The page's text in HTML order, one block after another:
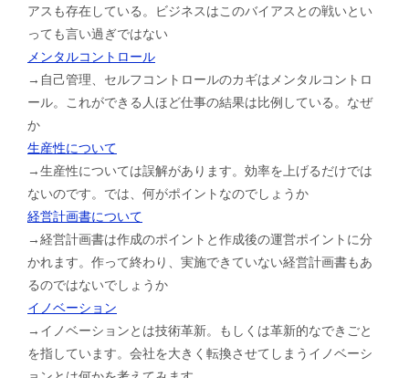
アスも存在している。ビジネスはこのバイアスとの戦いとい
っても言い過ぎではない
メンタルコントロール
→自己管理、セルフコントロールのカギはメンタルコントロ
ール。これができる人ほど仕事の結果は比例している。なぜ
か
生産性について
→生産性については誤解があります。効率を上げるだけでは
ないのです。では、何がポイントなのでしょうか
経営計画書について
→経営計画書は作成のポイントと作成後の運営ポイントに分
かれます。作って終わり、実施できていない経営計画書もあ
るのではないでしょうか
イノベーション
→イノベーションとは技術革新。もしくは革新的なできごと
を指しています。会社を大きく転換させてしまうイノベーシ